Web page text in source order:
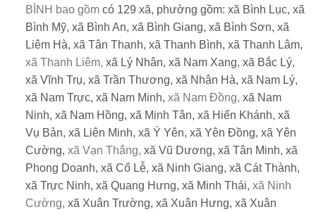
BÌNH bao gồm có 129 xã, phường gồm: xã Bình Lục, xã
Bình Mỹ, xã Bình An, xã Bình Giang, xã Bình Sơn, xã
Liêm Hà, xã Tân Thanh, xã Thanh Bình, xã Thanh Lâm,
xã Thanh Liêm, xã Lý Nhân, xã Nam Xang, xã Bắc Lý,
xã Vĩnh Trụ, xã Trần Thương, xã Nhân Hà, xã Nam Lý,
xã Nam Trực, xã Nam Minh, xã Nam Đồng, xã Nam
Ninh, xã Nam Hồng, xã Minh Tân, xã Hiển Khánh, xã
Vụ Bản, xã Liên Minh, xã Ý Yên, xã Yên Đồng, xã Yên
Cường, xã Vạn Thắng, xã Vũ Dương, xã Tân Minh, xã
Phong Doanh, xã Cổ Lễ, xã Ninh Giang, xã Cát Thành,
xã Trực Ninh, xã Quang Hưng, xã Minh Thái, xã Ninh
Cường, xã Xuân Trường, xã Xuân Hưng, xã Xuân